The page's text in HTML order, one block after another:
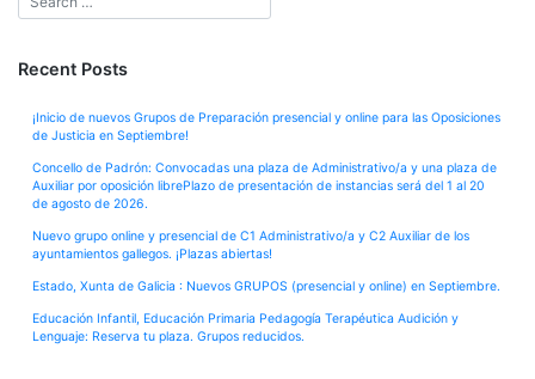
Recent Posts
¡Inicio de nuevos Grupos de Preparación presencial y online para las Oposiciones
de Justicia en Septiembre!
Concello de Padrón: Convocadas una plaza de Administrativo/a y una plaza de
Auxiliar por oposición librePlazo de presentación de instancias será del 1 al 20
de agosto de 2026.
Nuevo grupo online y presencial de C1 Administrativo/a y C2 Auxiliar de los
ayuntamientos gallegos. ¡Plazas abiertas!
Estado, Xunta de Galicia : Nuevos GRUPOS (presencial y online) en Septiembre.
Educación Infantil, Educación Primaria Pedagogía Terapéutica Audición y
Lenguaje: Reserva tu plaza. Grupos reducidos.